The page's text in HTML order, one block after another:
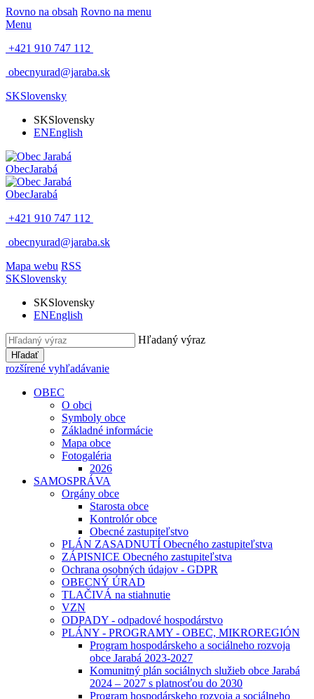
Rovno na obsah Rovno na menu
Menu
+421 910 747 112
obecnyurad@jaraba.sk
SKSlovensky
SKSlovensky
ENEnglish
ObecJarabá
ObecJarabá
+421 910 747 112
obecnyurad@jaraba.sk
Mapa webu RSS
SKSlovensky
SKSlovensky
ENEnglish
Hľadaný výraz
Hľadať
rozšírené vyhľadávanie
OBEC
O obci
Symboly obce
Základné informácie
Mapa obce
Fotogaléria
2026
SAMOSPRÁVA
Orgány obce
Starosta obce
Kontrolór obce
Obecné zastupiteľstvo
PLÁN ZASADNUTÍ Obecného zastupiteľstva
ZÁPISNICE Obecného zastupiteľstva
Ochrana osobných údajov - GDPR
OBECNÝ ÚRAD
TLAČIVÁ na stiahnutie
VZN
ODPADY - odpadové hospodárstvo
PLÁNY - PROGRAMY - OBEC, MIKROREGIÓN
Program hospodárskeho a sociálneho rozvoja
obce Jarabá 2023-2027
Komunitný plán sociálnych služieb obce Jarabá
2024 – 2027 s platnosťou do 2030
Program hospodárskeho rozvoja a sociálneho